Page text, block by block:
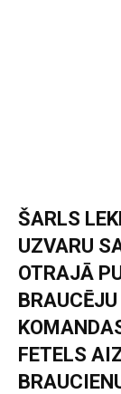
ŠARLS
UZVARU
OTRAJĀ
FETELS